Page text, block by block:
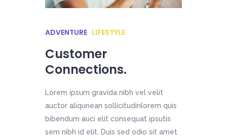
ADVENTURE LIFESTYLE
Customer
Connections.
Lorem ipsum gravida nibh vel velit
auctor aliqunean sollicitudinlorem quis
bibendum auci elit consequat ipsutis
sem nibh id elit. Duis sed odio sit amet